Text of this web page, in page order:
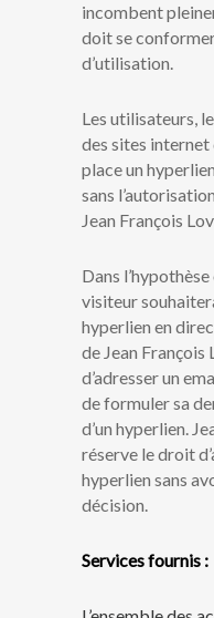
incombent
doit se
d’utilisation.
Les utilisateurs,
des sites internet
place un
sans
Jean François
Dans
visiteur
hyperlien en
de Jean
d’adresser un
de formuler sa
d’un hyperlien.
réserve le droit
hyperlien sans
décision.
Services fournis :